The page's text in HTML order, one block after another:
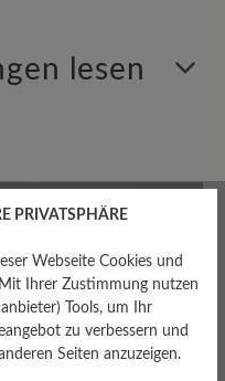
lesen
Bewertung
Produkt!
mit anderen
PRIVATSPHÄRE
Webseite Cookies und
Mit Ihrer Zustimmung nutzen
Tools, um Ihr
zu verbessern und
Seiten anzuzeigen.